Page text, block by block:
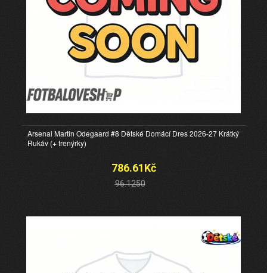
Arsenal Martin Odegaard #8 Dětské Domácí Dres 2026-27 Krátký
Rukáv (+ trenýrky)
786.61Kč
96.1250